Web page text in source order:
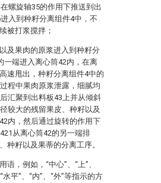
螺旋轴35的作用下推送到出
入到种籽分离组件4中，不
被打浆搅拌；
及果肉的原浆进入到种籽分
一端进入离心筒42内，在离
速甩出，种籽分离组件4中的
程中果肉原浆泄露，细腻均
汇聚到出料板43上并从倾斜
较大的残留果皮、种籽以及
内，然后通过旋转的作用下
从离心筒42的另一端排
种籽以及果蒂的分离工序。
，例如，“中心”、“上”、
水平”、“内”、“外”等指示的方